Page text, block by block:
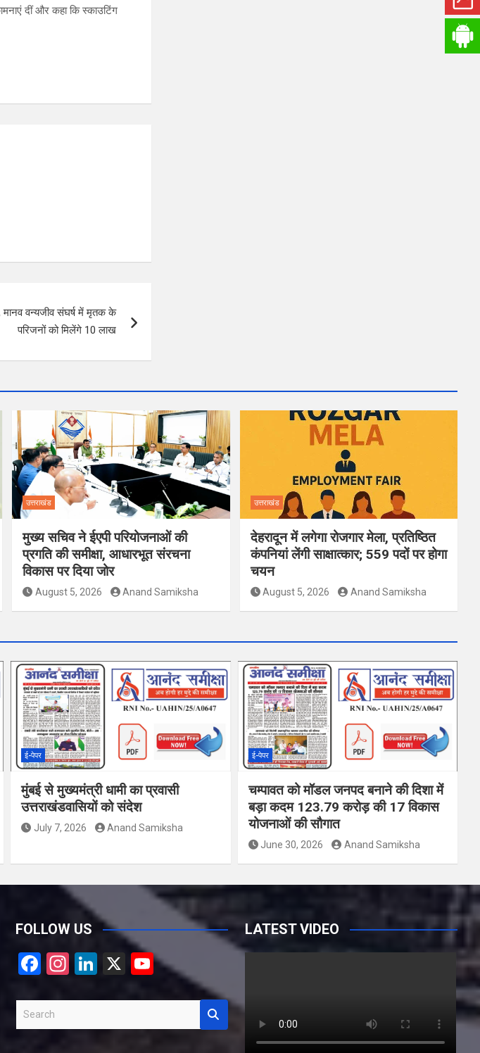
दीं और कहा कि स्काउटिंग
मानव वन्यजीव संघर्ष में मृतक के
परिजनों को मिलेंगे 10 लाख
उत्तराखंड
मुख्य सचिव ने ईएपी परियोजनाओं की
प्रगति की समीक्षा, आधारभूत संरचना
विकास पर दिया जोर
August 5, 2026 Anand Samiksha
उत्तराखंड
देहरादून में लगेगा रोजगार मेला, प्रतिष्ठित
कंपनियां लेंगी साक्षात्कार; 559 पदों पर होगा
चयन
August 5, 2026 Anand Samiksha
ई-पेपर
मुंबई से मुख्यमंत्री धामी का प्रवासी
उत्तराखंडवासियों को संदेश
July 7, 2026 Anand Samiksha
ई-पेपर
चम्पावत को मॉडल जनपद बनाने की दिशा में
बड़ा कदम 123.79 करोड़ की 17 विकास
योजनाओं की सौगात
June 30, 2026 Anand Samiksha
FOLLOW US
F
ce
b
In
a
gr
Li
ke
dI
X Y
u
T
LATEST VIDEO